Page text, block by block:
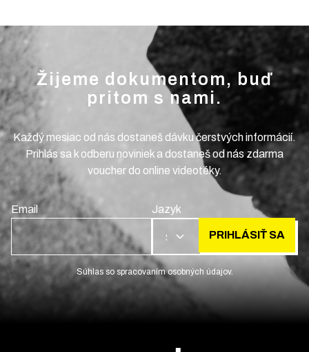
Žijeme dokumentom, buď
pritom s nami.
Každý mesiac od nás dostaneš dávku čerstvých informácií.
Prihlás sa k odberu noviniek a dostaneš od nás zdarma
voucher do online videotéky.
Email Jazyk
SK PRIHLÁSIŤ SA
Súhlas so spracovaním osobných údajov.